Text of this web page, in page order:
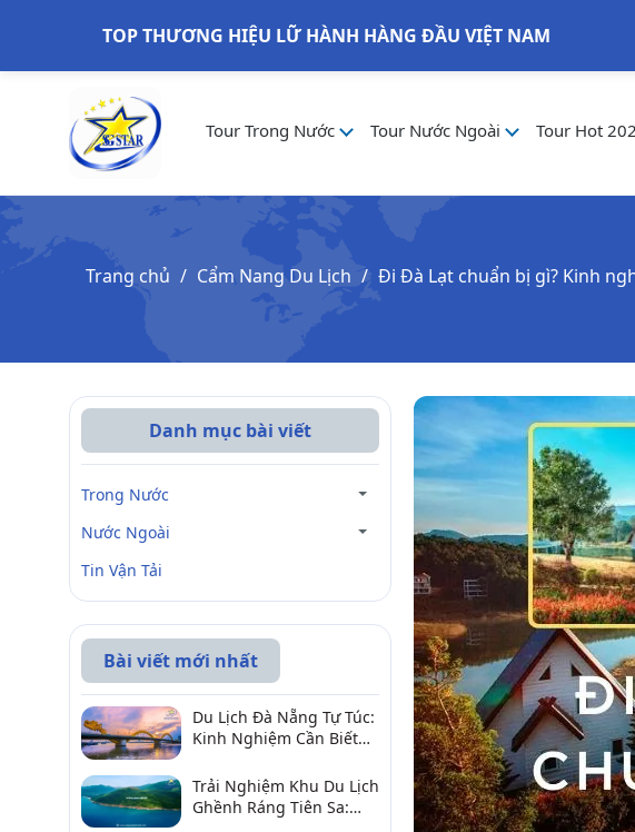
TOP THƯƠNG HIỆU LỮ HÀNH HÀNG ĐẦU VIỆT NAM
Tour Trong Nước Tour Nước Ngoài Tour Hot
Trang chủ Cẩm Nang Du Lịch Đi Đà Lạt chuẩn bị gì? Kinh
Danh mục bài viết
Trong Nước
Nước Ngoài
Tin Vận Tải
Bài viết mới nhất
Du Lịch Đà Nẵng Tự Túc:
Kinh Nghiệm Cần Biết
Vời
Trải Nghiệm Khu Du Lịch
Ghềnh Ráng Tiên Sa: